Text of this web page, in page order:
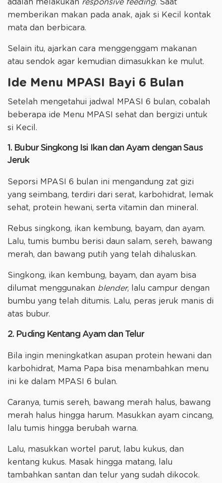
adalah melakukan responsive feeding. Saat
memberikan makan pada anak, ajak si Kecil kontak
mata dan berbicara.
Selain itu, ajarkan cara menggenggam makanan
atau sendok agar kemudian dimasukkan ke mulut.
Ide Menu MPASI Bayi 6 Bulan
Setelah mengetahui jadwal MPASI 6 bulan, cobalah
beberapa ide Menu MPASI sehat dan bergizi untuk
si Kecil.
1. Bubur Singkong Isi Ikan dan Ayam dengan Saus
Jeruk
Seporsi MPASI 6 bulan ini mengandung zat gizi
yang seimbang, terdiri dari serat, karbohidrat, lemak
sehat, protein hewani, serta vitamin dan mineral.
Rebus singkong, ikan kembung, bayam, dan ayam.
Lalu, tumis bumbu berisi daun salam, sereh, bawang
merah, dan bawang putih yang telah dihaluskan.
Singkong, ikan kembung, bayam, dan ayam bisa
dilumat menggunakan blender, lalu campur dengan
bumbu yang telah ditumis. Lalu, peras jeruk manis di
atas bubur.
2. Puding Kentang Ayam dan Telur
Bila ingin meningkatkan asupan protein hewani dan
karbohidrat, Mama Papa bisa menambahkan menu
ini ke dalam MPASI 6 bulan.
Caranya, tumis sereh, bawang merah halus, bawang
merah halus hingga harum. Masukkan ayam cincang,
lalu tumis hingga berubah warna.
Lalu, masukkan wortel parut, labu kukus, dan
kentang kukus. Masak hingga matang, lalu
tambahkan santan dan telur yang sudah dikocok.